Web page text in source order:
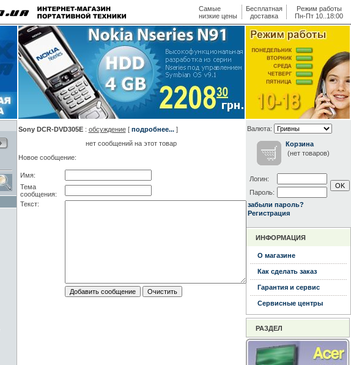
Самые
низкие цены
Бесплатная
доставка
Режим работы
Пн-Пт 10..18:00
Sony DCR-DVD305E: обсуждение[ подробнее...]
нет сообщений на этот товар
Новое сообщение:
Имя:
Тема
сообщения:
Текст:
Валюта:
Корзина
(нет товаров)
Логин:
Пароль:
забыли пароль?
Регистрация
ИНФОРМАЦИЯ
О магазине
Как сделать заказ
Гарантия и сервис
Сервисные центры
РАЗДЕЛ